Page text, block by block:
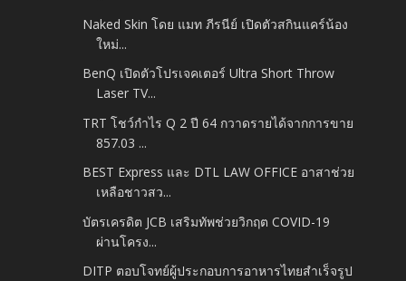
Naked Skin โดย แมท ภีรนีย์ เปิดตัวสกินแคร์น้อง
ใหม่...
BenQ เปิดตัวโปรเจคเตอร์ Ultra Short Throw
Laser TV...
TRT โชว์กำไร Q 2 ปี 64 กวาดรายได้จากการขาย
857.03 ...
BEST Express และ DTL LAW OFFICE อาสาช่วย
เหลือชาวสว...
บัตรเครดิต JCB เสริมทัพช่วยวิกฤต COVID-19
ผ่านโครง...
DITP ตอบโจทย์ผู้ประกอบการอาหารไทยสำเร็จรูป